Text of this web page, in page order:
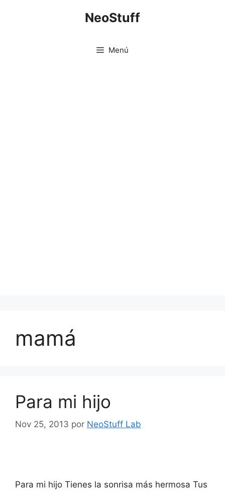
NeoStuff
Menú
mamá
Para mi hijo
Nov 25, 2013 por NeoStuff Lab
Para mi hijo Tienes la sonrisa más hermosa Tus